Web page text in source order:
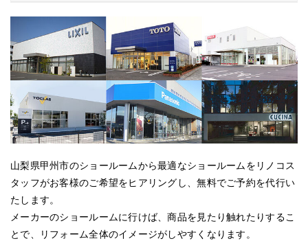
山梨県甲州市のショールームから最適なショールームをリノコス
タッフがお客様のご希望をヒアリングし、無料でご予約を代行い
たします。
メーカーのショールームに行けば、商品を見たり触れたりするこ
とで、リフォーム全体のイメージがしやすくなります。